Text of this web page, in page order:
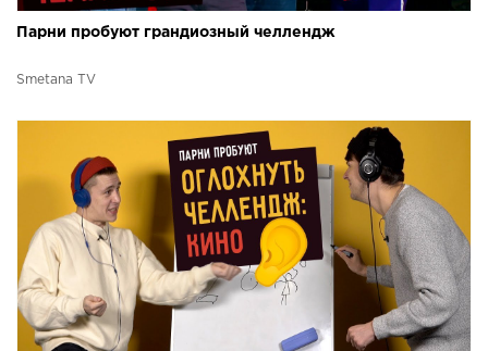
Парни пробуют грандиозный челлендж
Smetana TV